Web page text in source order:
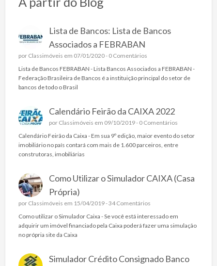
Lista de Bancos: Lista de Bancos
Associados a FEBRABAN
por Classimóveis em 07/01/2020 - 0 Comentários
Lista de Bancos FEBRABAN - Lista Bancos Associados a FEBRABAN -
Federação Brasileira de Bancos é a instituição principal do setor de
bancos de todo o Brasil
Calendário Feirão da CAIXA 2022
por Classimóveis em 09/10/2019 - 0 Comentários
Calendário Feirão da Caixa - Em sua 9º edição, maior evento do setor
imobiliário no país contará com mais de 1.600 parceiros, entre
construtoras, imobiliárias
Como Utilizar o Simulador CAIXA (Casa
Própria)
por Classimóveis em 15/04/2019 -34 Comentários
Como utilizar o Simulador Caixa - Se você está interessado em
adquirir um imóvel financiado pela Caixa poderá fazer uma simulação
no própria site da Caixa
Simulador Crédito Consignado Banco